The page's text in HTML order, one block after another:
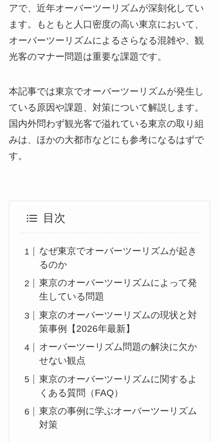
アで、近年オーバーツーリズムが深刻化してい
ます。もともと人口密度の高い東京において、
オーバーツーリズムによるさらなる混雑や、観
光客のマナー問題は重要な課題です。
本記事では東京でオーバーツーリズムが発生し
ている原因や課題、対策について解説します。
国内外問わず観光客で溢れている東京の取り組
みは、ほかの大都市などにも参考になるはずで
す。
目次
なぜ東京でオーバーツーリズムが起き
るのか
東京のオーバーツーリズムによって発
生している問題
東京のオーバーツーリズムの現状と対
策事例【2026年最新】
オーバーツーリズム問題の解決に欠か
せない観点
東京のオーバーツーリズムに関するよ
くある質問（FAQ）
東京の事例に学ぶオーバーツーリズム
対策